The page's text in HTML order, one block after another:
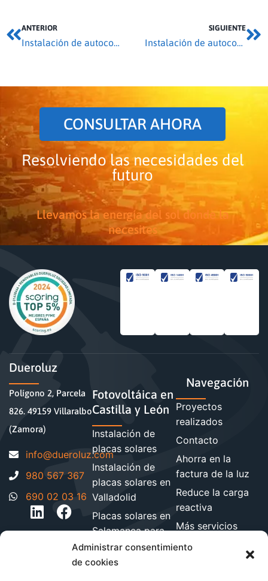
Administrar consentimiento
de cookies
ANTERIOR SIGUIENTE
CONSULTAR AHORA
Resolviendo las necesidades del
futuro
Llevamos la energía del sol donde la
necesites
Dueroluz
Polígono 2, Parcela
826. 49159 Villaralbo
(Zamora)
moc.zuloreud@ofni
980 567 367
690 02 03 16
Fotovoltáica en
Castilla y León
Instalación de
placas solares
Instalación de
placas solares en
Valladolid
Placas solares en
Salamanca para
hogares y
empresa
Navegación
Proyectos
realizados
Contacto
Ahorra en la
factura de la luz
Reduce la carga
reactiva
Más servicios
energéticos
Blog de energía y